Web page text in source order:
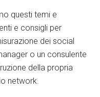
questi temi e
e consigli per
dei social
o un consulente
della propria
network.